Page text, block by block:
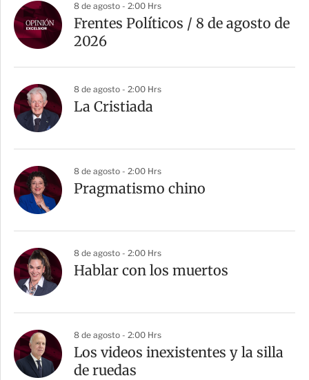
8 de agosto - 2:00 Hrs
Frentes Políticos / 8 de agosto de
2026
8 de agosto - 2:00 Hrs
La Cristiada
8 de agosto - 2:00 Hrs
Pragmatismo chino
8 de agosto - 2:00 Hrs
Hablar con los muertos
8 de agosto - 2:00 Hrs
Los videos inexistentes y la silla
de ruedas